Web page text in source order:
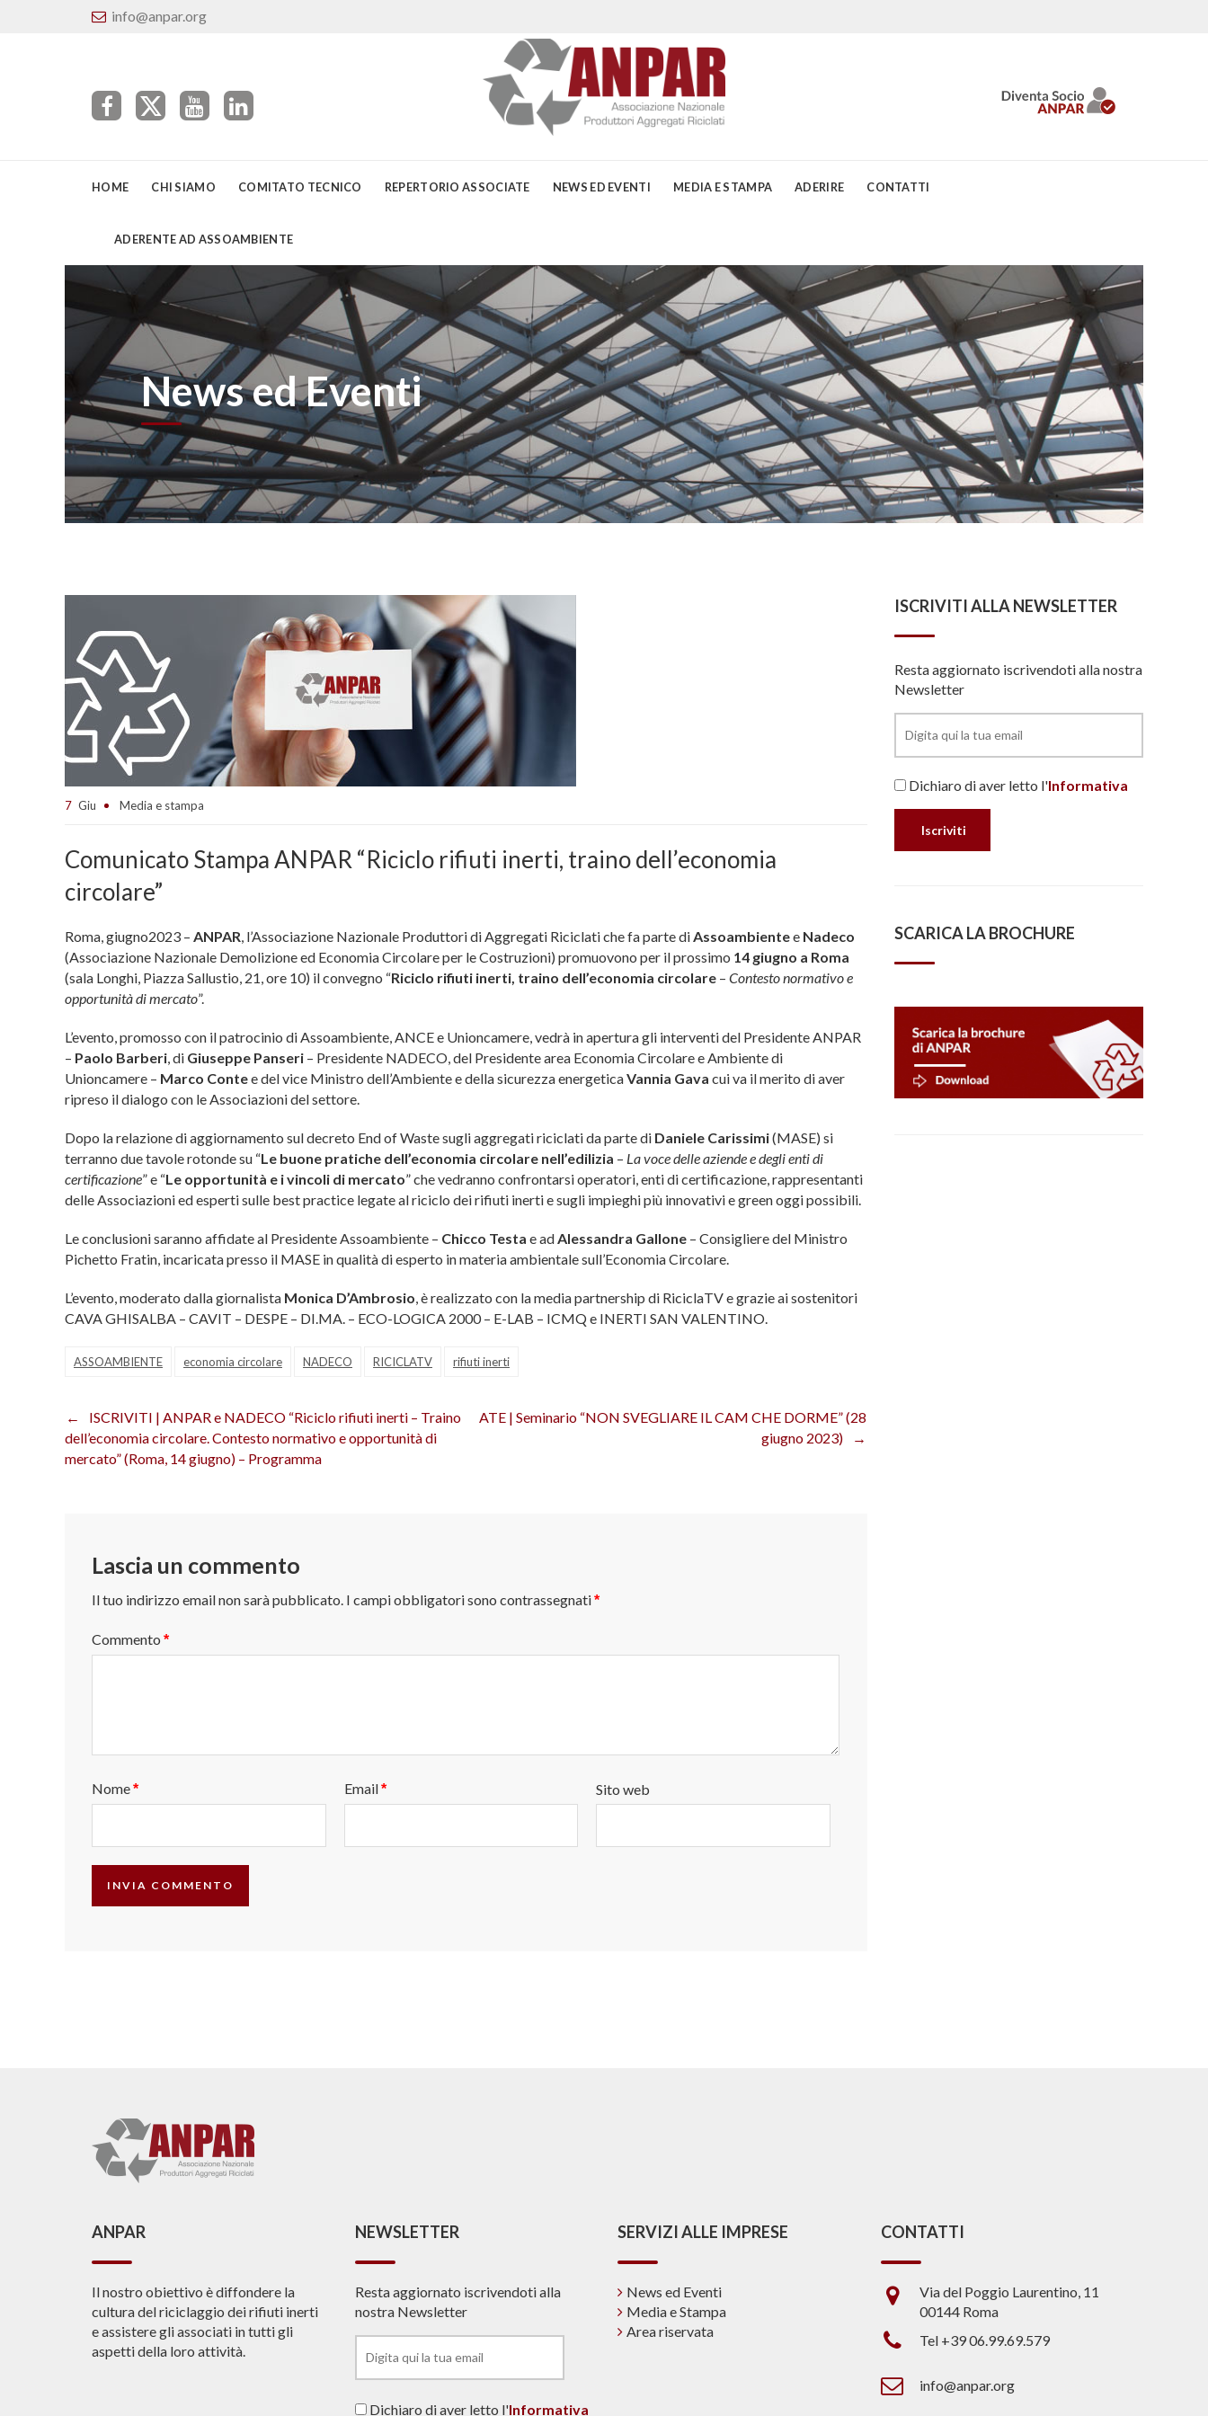
info@anpar.org
HOME CHI SIAMO COMITATO TECNICO REPERTORIO ASSOCIATE NEWS ED EVENTI MEDIA E STAMPA ADERIRE CONTATTI
ADERENTE AD ASSOAMBIENTE
News ed Eventi
7 Giu Media e stampa
Comunicato Stampa ANPAR “Riciclo rifiuti inerti, traino dell’economia
circolare”
Roma, giugno2023 – ANPAR, l’Associazione Nazionale Produttori di Aggregati Riciclati che fa parte diAssoambientee Nadeco
(Associazione Nazionale Demolizione ed Economia Circolare per le Costruzioni) promuovono per il prossimo 14 giugno a Roma
(sala Longhi, Piazza Sallustio, 21, ore 10) il convegno “Riciclo rifiuti inerti, traino dell’economia circolare – Contesto normativo e
opportunità di mercato”.
L’evento, promosso con il patrocinio di Assoambiente, ANCE e Unioncamere, vedrà in apertura gli interventi del Presidente ANPAR
– Paolo Barberi, di Giuseppe Panseri – Presidente NADECO, del Presidente area Economia Circolare e Ambiente di
Unioncamere – Marco Contee del vice Ministro dell’Ambiente e della sicurezza energeticaVannia Gava cui va il merito di aver
ripreso il dialogo con le Associazioni del settore.
Dopo la relazione di aggiornamento sul decreto End of Waste sugli aggregati riciclati da parte di Daniele Carissimi(MASE) si
terranno due tavole rotonde su “Le buone pratiche dell’economia circolare nell’edilizia – La voce delle aziende e degli enti di
certificazione” e “Le opportunità e i vincoli di mercato” che vedranno confrontarsi operatori, enti di certificazione, rappresentanti
delle Associazioni ed esperti sulle best practice legate al riciclo dei rifiuti inerti e sugli impieghi più innovativi e green oggi possibili.
Le conclusioni saranno affidate al Presidente Assoambiente – Chicco Testa e adAlessandra Gallone – Consigliere del Ministro
Pichetto Fratin, incaricata presso il MASE in qualità di esperto in materia ambientale sull’Economia Circolare.
L’evento, moderato dalla giornalista Monica D’Ambrosio, è realizzato con la media partnership di RiciclaTV e grazie ai sostenitori
CAVA GHISALBA – CAVIT – DESPE – DI.MA. – ECO-LOGICA 2000 – E-LAB – ICMQ e INERTI SAN VALENTINO.
ASSOAMBIENTE economia circolare NADECO RICICLATV rifiuti inerti
Navigazione
articoli
ISCRIVITI | ANPAR e NADECO “Riciclo rifiuti inerti – Traino
dell’economia circolare. Contesto normativo e opportunità di
mercato” (Roma, 14 giugno) – Programma
ATE | Seminario “NON SVEGLIARE IL CAM CHE DORME” (28
giugno 2023)
Lascia un commento
Il tuo indirizzo email non sarà pubblicato. I campi obbligatori sono contrassegnati*
Commento *
Nome* Email* Sito web
ISCRIVITI ALLA NEWSLETTER
Resta aggiornato iscrivendoti alla nostra
Newsletter
Dichiaro di aver letto l'Informativa
SCARICA LA BROCHURE
ANPAR
Il nostro obiettivo è diffondere la
cultura del riciclaggio dei rifiuti inerti
e assistere gli associati in tutti gli
aspetti della loro attività.
NEWSLETTER
Resta aggiornato iscrivendoti alla
nostra Newsletter
Dichiaro di aver letto l'Informativa
SERVIZI ALLE IMPRESE
News ed Eventi
Media e Stampa
Area riservata
CONTATTI
Via del Poggio Laurentino, 11
00144 Roma
Tel +39 06.99.69.579
info@anpar.org